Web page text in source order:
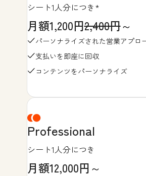
シート1人分につき*
月額1,200円2,400円～
パーソナライズされた営業アプロ
支払いを即座に回収
コンテンツをパーソナライズ
Professional
シート1人分につき
月額12,000円～